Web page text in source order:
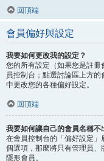
回頂端
會員偏好與設定
我要如何更改我的設定？
您的所有設定（如果您是註
員控制台；點選討論區上方
中更改您的各種偏好設定。
回頂端
我要如何讓自己的會員名稱不
在會員控制台的「偏好設定」
個選項，那麼將只有管理員
隱形會員。